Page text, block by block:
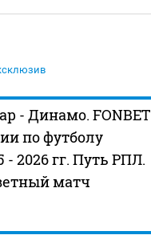
- Динамо. FONBET
по футболу
- 2026 гг. Путь РПЛ.
матч